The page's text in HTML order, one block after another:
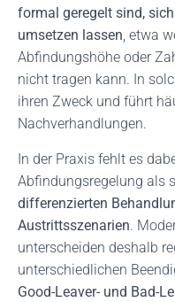
formal geregelt sind,
umsetzen lassen, etwa
Abfindungshöhe oder
nicht tragen kann. In
ihren Zweck und führt
Nachverhandlungen.
In der Praxis fehlt es
Abfindungsregelung als
differenzierten
Austrittsszenarien.
unterscheiden deshalb
unterschiedlichen
Good-Leaver- und Bad-